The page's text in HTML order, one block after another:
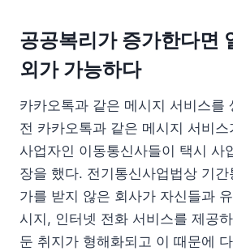
공공복리가 증가한다면
외가 가능하다
카카오톡과 같은 메시지 서비스를
전 카카오톡과 같은 메시지 서비
사업자인 이동통신사들이 택시 사
장을 했다. 전기통신사업법상 기간
가를 받지 않은 회사가 자신들과
시지, 인터넷 전화 서비스를 제공
둔 취지가 형해화되고 이 때문에